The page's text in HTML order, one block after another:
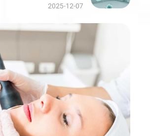
2025-12-07